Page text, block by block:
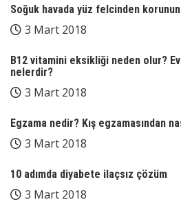
Soğuk havada yüz felcinden korunun
3 Mart 2018
B12 vitamini eksikliği neden olur?
nelerdir?
3 Mart 2018
Egzama nedir? Kış egzamasından
3 Mart 2018
10 adımda diyabete ilaçsız çözüm
3 Mart 2018